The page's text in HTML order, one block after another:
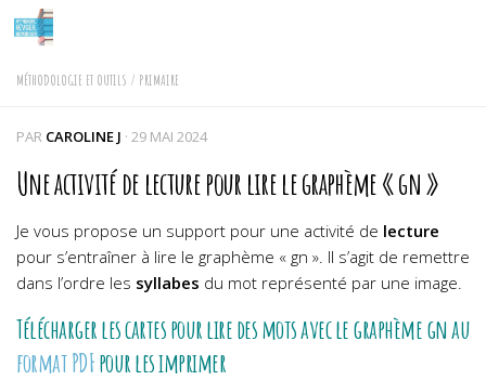
Skip to content
MÉTHODOLOGIE ET OUTILS / PRIMAIRE
PAR CAROLINE J · 29 MAI 2024
Une activité de lecture pour lire le graphème « gn »
Je vous propose un support pour une activité de lecture
pour s’entraîner à lire le graphème « gn ». Il s’agit de remettre
dans l’ordre les syllabes du mot représenté par une image.
Télécharger les cartes pour liredes mots avec le graphème gnau
format PDFpour les imprimer